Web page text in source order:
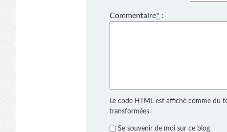
Commentaire* :
Le code HTML est affiché comme du
transformées.
Se souvenir de moi sur ce blog